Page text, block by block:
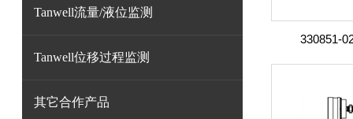
Tanwell流量/液位监测
Tanwell位移过程监测
其它合作产品
330851-